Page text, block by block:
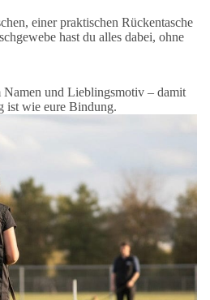
einer praktischen Rückentasche
hast du alles dabei, ohne
Namen und Lieblingsmotiv – damit
ist wie eure Bindung.